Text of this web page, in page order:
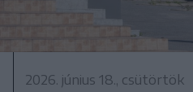
2026. június 18., csütörtök